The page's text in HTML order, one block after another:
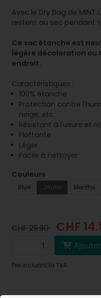
Avec le Dry Bag de
restent au sec pendant
Ce sac étanche est
légère décoloration ou
endroit.
Caractéristiques :
100% étanche
Protection contre
neige, etc.
Résistant à l'usure et
Flottante
Léger
Facile à nettoyer
Couleurs
Blue Jaune Menthe
CHF 29.90 CHF
Prix incluant la TVA